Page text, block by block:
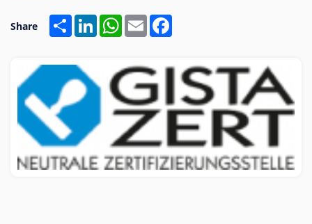
Share Share LinkedInWhatsApp
Email